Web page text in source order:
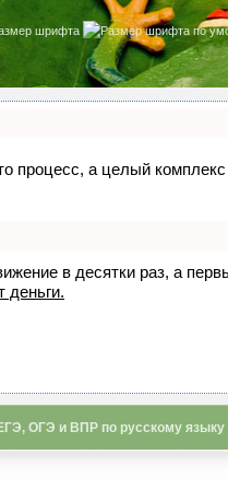
процесс, а целый
в десятки раз, а
деньги.
ОГЭ и ВПР по русскому языку